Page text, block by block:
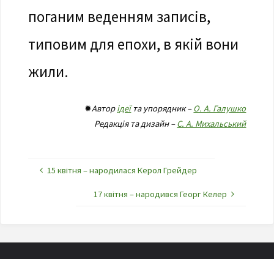
поганим веденням записів,
типовим для епохи, в якій вони
жили.
✹Авторідеїта упорядник –О. А. Галушко
Редакція та дизайн –С. А. Михальський
15 квітня – народилася Керол Грейдер
17 квітня – народився Георг Келер